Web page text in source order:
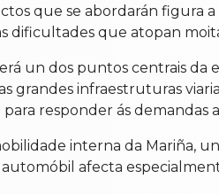
que se abordarán figura
dificultades que atopan
un dos puntos centrais da
grandes infraestruturas
responder ás demandas
interna da Mariña,
afecta